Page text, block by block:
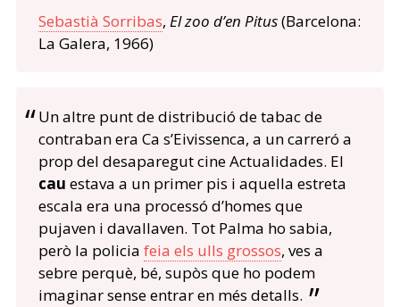
Sebastià Sorribas, El zoo d’en Pitus(Barcelona:
La Galera, 1966)
Un altre punt de distribució de tabac de
contraban era Ca s’Eivissenca, a un carreró a
prop del desaparegut cine Actualidades. El
cau estava a un primer pis i aquella estreta
escala era una processó d’homes que
pujaven i davallaven. Tot Palma ho sabia,
però la policia feia els ulls grossos, ves a
sebre perquè, bé, supòs que ho podem
imaginar sense entrar en més detalls.